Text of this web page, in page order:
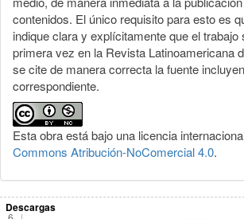
contenidos. El único requisito para esto es
indique clara y explícitamente que el trabajo
primera vez en la Revista Latinoamericana
se cite de manera correcta la fuente
correspondiente.
Esta obra está bajo una licencia
Commons Atribución-NoComercial 4.0.
Descargas